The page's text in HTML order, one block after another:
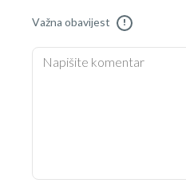
Važna obavijest !